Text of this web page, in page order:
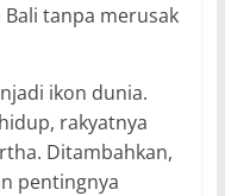
tanpa merusak
ikon dunia.
rakyatnya
Ditambahkan,
pentingnya